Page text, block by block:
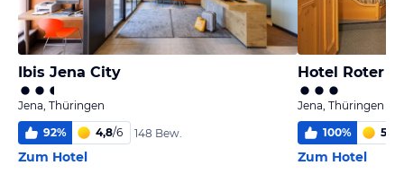
Ibis Jena City
Jena, Thüringen
92% 4,8/6 148 Bew.
Zum Hotel
Hotel Roter
Jena, Thüringen
100% 5,5
Zum Hotel